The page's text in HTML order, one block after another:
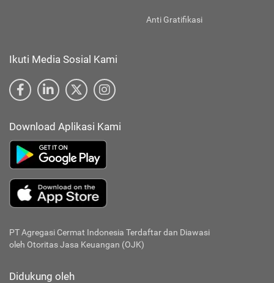
Anti Gratifikasi
Ikuti Media Sosial Kami
Download Aplikasi Kami
PT Agregasi Cermat Indonesia Terdaftar dan Diawasi
oleh Otoritas Jasa Keuangan (OJK)
Didukung oleh